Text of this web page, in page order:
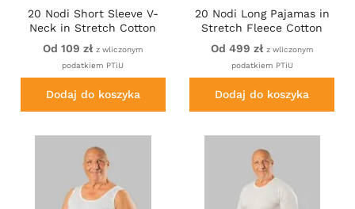
20 Nodi Short Sleeve V-
Neck in Stretch Cotton
White
Od 109 zł z wliczonym
podatkiem PTiU
Dodaj do koszyka
20 Nodi Long Pajamas in
Stretch Fleece Cotton
with Serafino Collar and
Jacket with Pocket and
Side Slits Navy
Od 499 zł z wliczonym
podatkiem PTiU
Dodaj do koszyka